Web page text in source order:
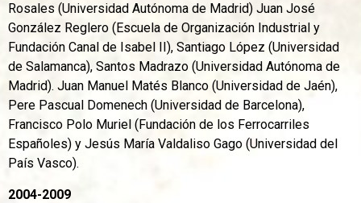
Rosales (Universidad Autónoma de Madrid) Juan José
González Reglero (Escuela de Organización Industrial y
Fundación Canal de Isabel II), Santiago López (Universidad
de Salamanca), Santos Madrazo (Universidad Autónoma de
Madrid). Juan Manuel Matés Blanco (Universidad de Jaén),
Pere Pascual Domenech (Universidad de Barcelona),
Francisco Polo Muriel (Fundación de los Ferrocarriles
Españoles) y Jesús María Valdaliso Gago (Universidad del
País Vasco).
2004-2009